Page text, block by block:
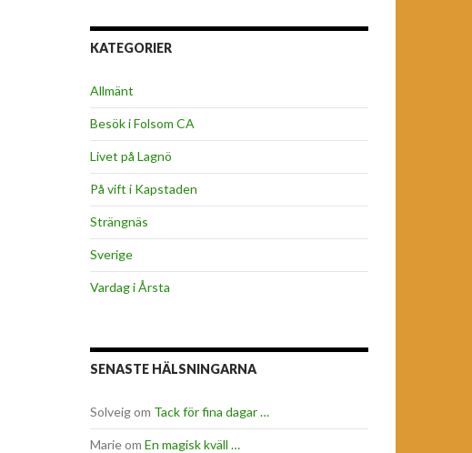
KATEGORIER
Allmänt
Besök i Folsom CA
Livet på Lagnö
På vift i Kapstaden
Strängnäs
Sverige
Vardag i Årsta
SENASTE HÄLSNINGARNA
Solveigom Tack för fina dagar …
Marieom En magisk kväll …